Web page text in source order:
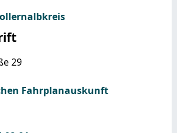
29
Fahrplanauskunft